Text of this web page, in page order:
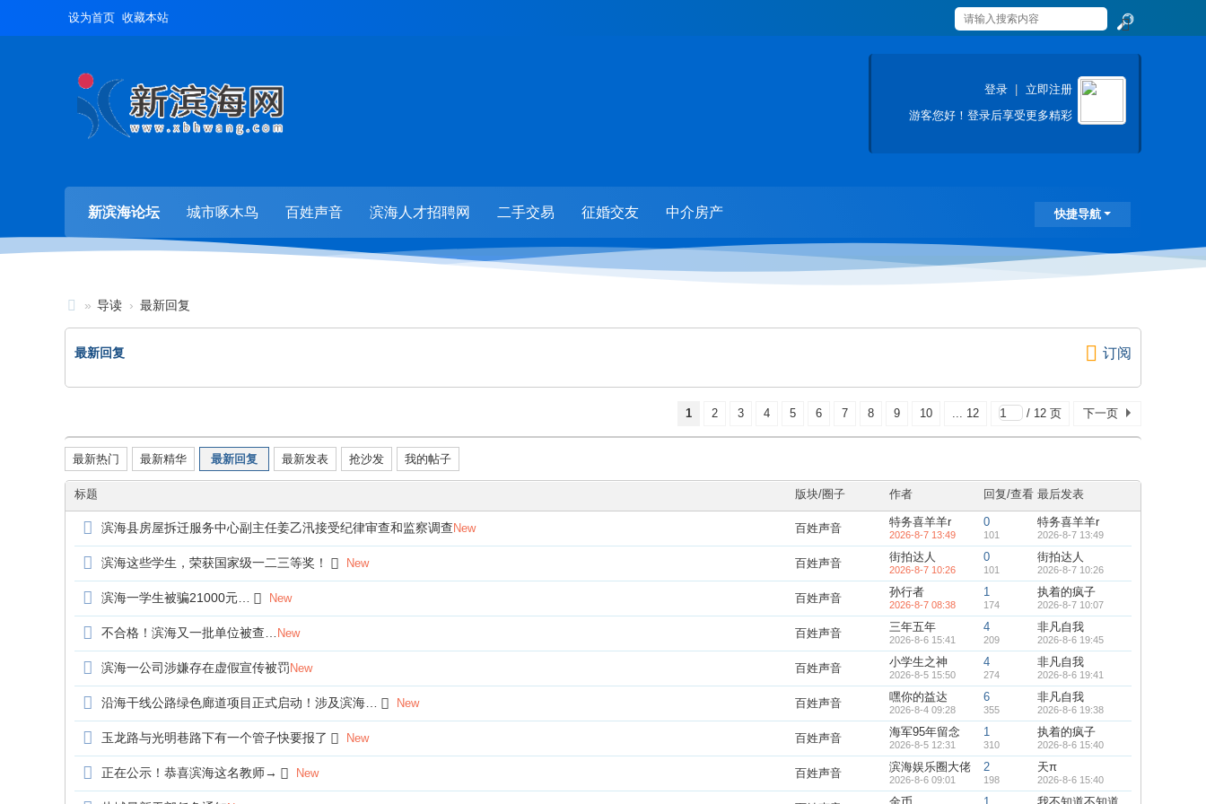
设为首页 收藏本站
索
登录
立即注册
游客您好！登录后享受更多精彩
快捷导航
新滨海论坛 城市啄木鸟 百姓声音 滨海人才招聘网 二手交易 征婚交友 中介房产
新
滨
海
坛
|
新
滨
滨
» 导读 › 最新回复
订阅
最新回复
1 2 3 4 5 6 7 8 9 10 ... 12 / 12 页 下一页
最新热门 最新精华 最新回复 最新发表 抢沙发 我的帖子
标题 版块/圈子 作者 回复/查看 最后发表
滨海县房屋拆迁服务中心副主任姜乙汛接受纪律审查和监察调查 New 百姓声音 特务喜羊羊r
2026-8-7 13:49
0
101
特务喜羊羊r
2026-8-7 13:49
滨海这些学生，荣获国家级一二三等奖！ New 百姓声音 街拍达人
2026-8-7 10:26
0
101
街拍达人
2026-8-7 10:26
滨海一学生被骗21000元… New 百姓声音 孙行者
2026-8-7 08:38
1
174
执着的疯子
2026-8-7 10:07
不合格！滨海又一批单位被查… New 百姓声音 三年五年
2026-8-6 15:41
4
209
非凡自我
2026-8-6 19:45
滨海一公司涉嫌存在虚假宣传被罚 New 百姓声音 小学生之神
2026-8-5 15:50
4
274
非凡自我
2026-8-6 19:41
沿海干线公路绿色廊道项目正式启动！涉及滨海… New 百姓声音 嘿你的益达
2026-8-4 09:28
6
355
非凡自我
2026-8-6 19:38
玉龙路与光明巷路下有一个管子快要报了 New 百姓声音 海军95年留念
2026-8-5 12:31
1
310
执着的疯子
2026-8-6 15:40
正在公示！恭喜滨海这名教师→ New 百姓声音 滨海娱乐圈大佬
2026-8-6 09:01
2
198
天π
2026-8-6 15:40